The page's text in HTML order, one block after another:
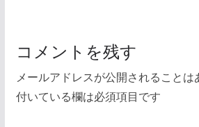
コメントを残す
メールアドレスが公開されることは
付いている欄は必須項目です